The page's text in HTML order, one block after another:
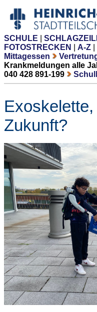
SCHULE
FOTOSTRECKEN
A-Z
Mittagessen
Krankmeldungen alle
040 428 891-199
Zukunft?